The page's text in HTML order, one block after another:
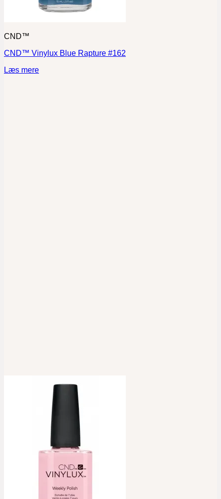
CND™
CND™ Vinylux Blue Rapture #162
Læs mere